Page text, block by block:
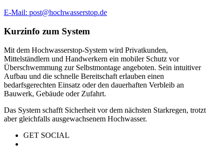
E-Mail: post@hochwasserstop.de
Kurzinfo zum System
Mit dem Hochwasserstop-System wird Privatkunden,
Mittelständlern und Handwerkern ein mobiler Schutz vor
Überschwemmung zur Selbstmontage angeboten. Sein intuitiver
Aufbau und die schnelle Bereitschaft erlauben einen
bedarfsgerechten Einsatz oder den dauerhaften Verbleib an
Bauwerk, Gebäude oder Zufahrt.
Das System schafft Sicherheit vor dem nächsten Starkregen, trotzt
aber gleichfalls ausgewachsenem Hochwasser.
GET SOCIAL